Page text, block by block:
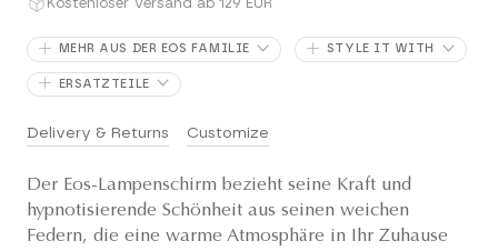
Der Eos-Lampenschirm bezieht seine Kraft und
hypnotisierende Schönheit aus seinen weichen
Federn, die eine warme Atmosphäre in Ihr Zuhause
Kostenloser Versand ab 129 EUR
MEHR AUS DER EOS FAMILIE STYLE IT WITH
ERSATZTEILE
Delivery & Returns Customize